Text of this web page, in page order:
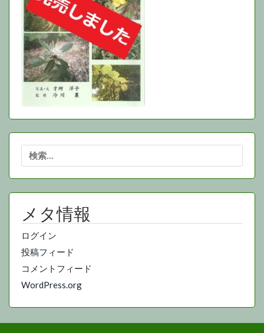
索:
メタ情報
ログイン
投稿フィード
コメントフィード
WordPress.org